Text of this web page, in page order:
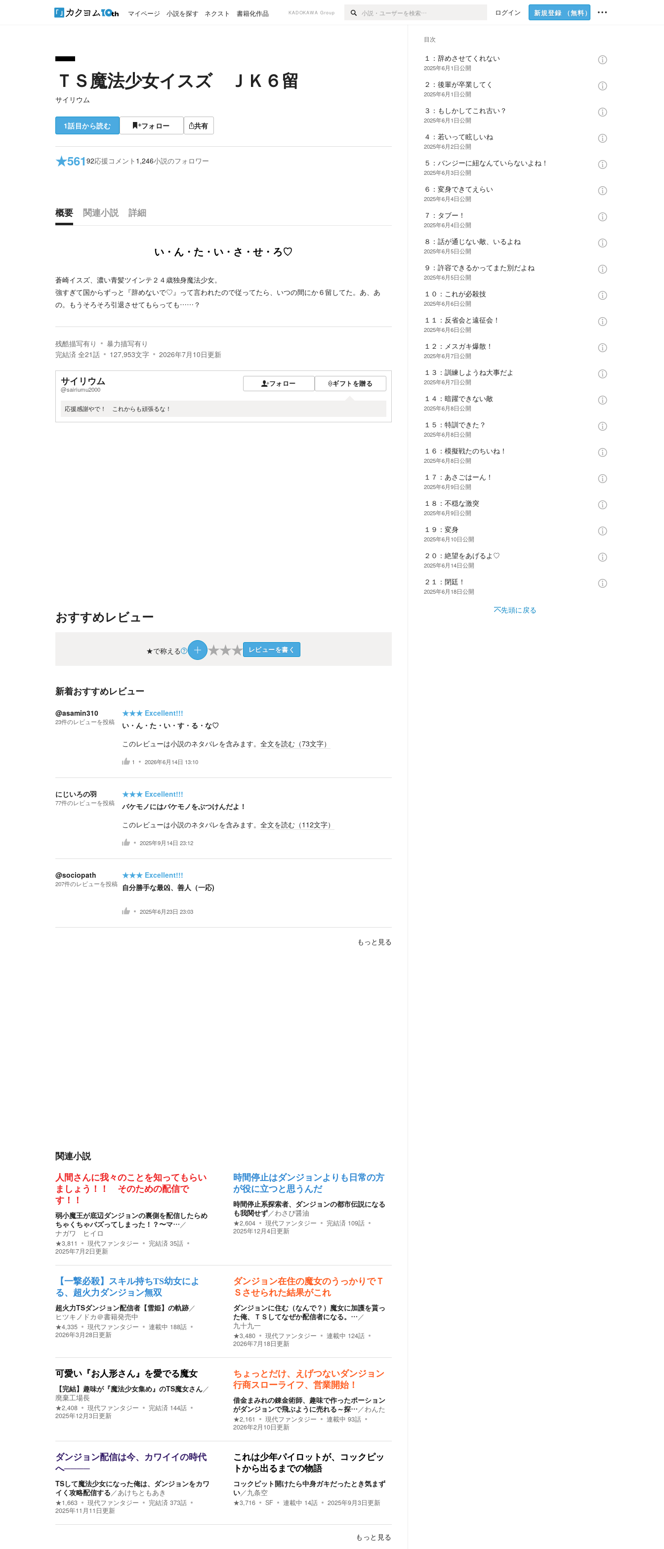
マイページ 小説を探す ネクスト 書籍化作品 KADOKAWA Group ログイン 新規登録 （無料）
ＴＳ魔法少女イスズ ＪＫ６留
サイリウム
1話目から読む フォロー 共有
★561 92応援コメント 1,246小説のフォロワー
概要 関連小説
詳細
い・ん・た・い・さ・せ・ろ♡
蒼崎イスズ、濃い青髪ツインテ２４歳独身魔法少女。
強すぎて国からずっと『辞めないで♡』って言われたので従ってたら、いつの間にか６留してた。あ、あ
の。もうそろそろ引退させてもらっても……？
残酷描写有り
暴力描写有り
完結済 全21話 127,953文字 2026年7月10日更新
サイリウム
@sairiumu2000
フォロー ギフトを贈る
応援感謝やで！ これからも頑張るな！
おすすめレビュー
★で称える ★★★ レビューを書く
新着おすすめレビュー
@asamin310
23件のレビューを投稿
★★★ Excellent!!!
い・ん・た・い・す・る・な♡
このレビューは小説のネタバレを含みます。 全文を読む（73文字）
1 2026年6月14日 13:10
にじいろの羽
77件のレビューを投稿
★★★ Excellent!!!
バケモノにはバケモノをぶつけんだよ！
このレビューは小説のネタバレを含みます。 全文を読む（112文字）
2025年9月14日 23:12
@sociopath
207件のレビューを投稿
★★★ Excellent!!!
自分勝手な最凶、善人（一応)
2025年6月23日 23:03
もっと見る
関連小説
人間さんに我々のことを知ってもらい
ましょう！！ そのための配信で
す！！
弱小魔王が底辺ダンジョンの裏側を配信したらめ
ちゃくちゃバズってしまった！？〜マ…／
ナガワ ヒイロ
★3,811 現代ファンタジー 完結済 35話
2025年7月2日更新
時間停止はダンジョンよりも日常の方
が役に立つと思うんだ
時間停止系探索者、ダンジョンの都市伝説になる
も我関せず／わさび醤油
★2,604 現代ファンタジー 完結済 109話
2025年12月4日更新
【一撃必殺】スキル持ちTS幼女によ
る、超火力ダンジョン無双
超火力TSダンジョン配信者【雪姫】の軌跡／
ヒツキノドカ＠書籍発売中
★4,335 現代ファンタジー 連載中 188話
2026年3月28日更新
ダンジョン在住の魔女のうっかりでＴ
Ｓさせられた結果がこれ
ダンジョンに住む（なんで？）魔女に加護を貰っ
た俺、ＴＳしてなぜか配信者になる。…／
九十九一
★3,480 現代ファンタジー 連載中 124話
2026年7月18日更新
可愛い『お人形さん』を愛でる魔女
【完結】趣味が『魔法少女集め』のTS魔女さん／
廃棄工場長
★2,408 現代ファンタジー 完結済 144話
2025年12月3日更新
ちょっとだけ、えげつないダンジョン
行商スローライフ、営業開始！
借金まみれの錬金術師、趣味で作ったポーション
がダンジョンで飛ぶように売れる～探…／わんた
★2,161 現代ファンタジー 連載中 93話
2026年2月10日更新
ダンジョン配信は今、カワイイの時代
へ────
TSして魔法少女になった俺は、ダンジョンをカワ
イく攻略配信する／あけちともあき
★1,663 現代ファンタジー 完結済 373話
2025年11月11日更新
これは少年パイロットが、コックピッ
トから出るまでの物語
コックピット開けたら中身ガキだったとき気まず
い／九条空
★3,716 SF 連載中 14話 2025年9月3日更新
もっと見る
目次
１：辞めさせてくれない
2025年6月1日公開
２：後輩が卒業してく
2025年6月1日公開
３：もしかしてこれ古い？
2025年6月1日公開
４：若いって眩しいね
2025年6月2日公開
５：バンジーに紐なんていらないよね！
2025年6月3日公開
６：変身できてえらい
2025年6月4日公開
７：タブー！
2025年6月4日公開
８：話が通じない敵、いるよね
2025年6月5日公開
９：許容できるかってまた別だよね
2025年6月5日公開
１０：これが必殺技
2025年6月6日公開
１１：反省会と遠征会！
2025年6月6日公開
１２：メスガキ爆散！
2025年6月7日公開
１３：訓練しようね大事だよ
2025年6月7日公開
１４：暗躍できない敵
2025年6月8日公開
１５：特訓できた？
2025年6月8日公開
１６：模擬戦たのちいね！
2025年6月8日公開
１７：あさごはーん！
2025年6月9日公開
１８：不穏な激突
2025年6月9日公開
１９：変身
2025年6月10日公開
２０：絶望をあげるよ♡
2025年6月14日公開
２１：閉廷！
2025年6月18日公開
先頭に戻る